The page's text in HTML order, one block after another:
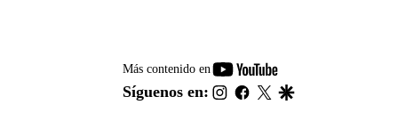
Más contenido en
youtube-
footer
Síguenos en: instagram
facebook
twitter